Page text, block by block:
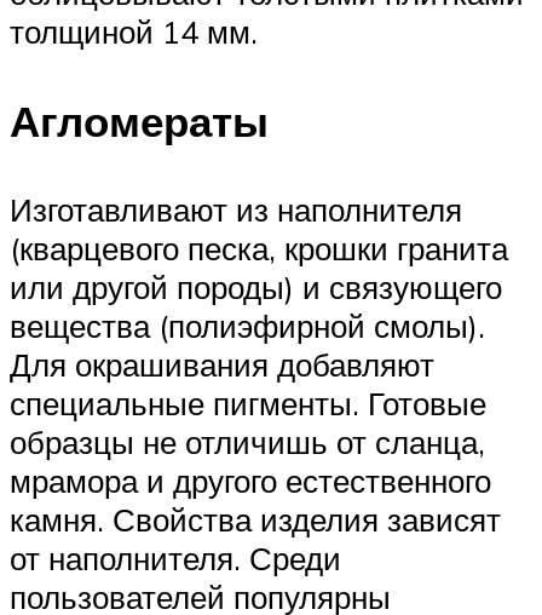
толщиной 14 мм.
Агломераты
Изготавливают из наполнителя
(кварцевого песка, крошки гранита
или другой породы) и связующего
вещества (полиэфирной смолы).
Для окрашивания добавляют
специальные пигменты. Готовые
образцы не отличишь от сланца,
мрамора и другого естественного
камня. Свойства изделия зависят
от наполнителя. Среди
пользователей популярны